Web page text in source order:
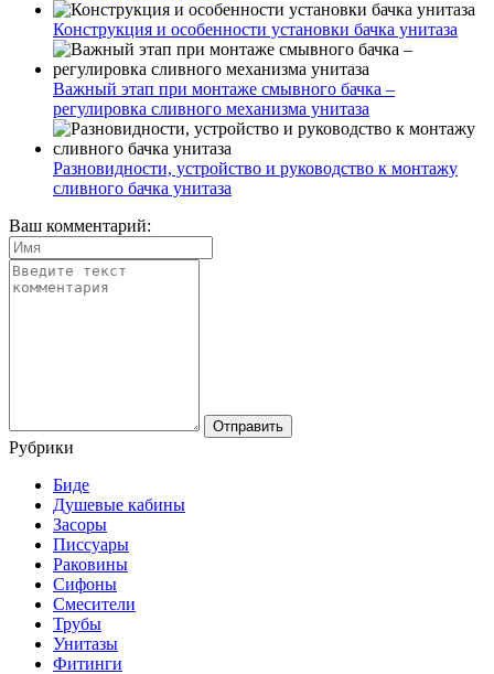
Конструкция и особенности установки бачка унитаза
Важный этап при монтаже смывного бачка –
регулировка сливного механизма унитаза
Разновидности, устройство и руководство к монтажу
сливного бачка унитаза
Ваш комментарий:
Рубрики
Биде
Душевые кабины
Засоры
Писсуары
Раковины
Сифоны
Смесители
Трубы
Унитазы
Фитинги